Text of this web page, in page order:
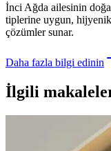
İnci Ağda ailesinin
tiplerine uygun,
çözümler sunar.
Daha fazla bilgi edinin
İlgili